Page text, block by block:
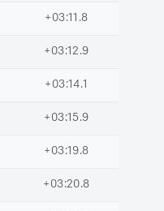
+03:11.8
+03:12.9
+03:14.1
+03:15.9
+03:19.8
+03:20.8